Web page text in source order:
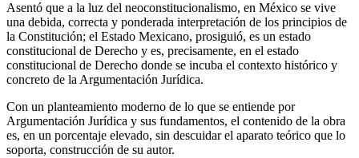
Asentó que a la luz del neoconstitucionalismo, en México se vive
una debida, correcta y ponderada interpretación de los principios de
la Constitución; el Estado Mexicano, prosiguió, es un estado
constitucional de Derecho y es, precisamente, en el estado
constitucional de Derecho donde se incuba el contexto histórico y
concreto de la Argumentación Jurídica.
Con un planteamiento moderno de lo que se entiende por
Argumentación Jurídica y sus fundamentos, el contenido de la obra
es, en un porcentaje elevado, sin descuidar el aparato teórico que lo
soporta, construcción de su autor.